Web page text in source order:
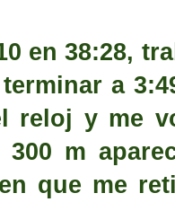
38:28,
terminar a
reloj y me
300 m
que me